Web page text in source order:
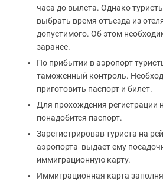
часа до вылета. Однако
выбрать время отъезда из
допустимого. Об этом
заранее.
По прибытии в аэропорт
таможенный контроль.
приготовить паспорт и билет.
Для прохождения регистрации
понадобится паспорт.
Зарегистрировав туриста на
аэропорта выдает ему
иммиграционную карту.
Иммиграционная карта